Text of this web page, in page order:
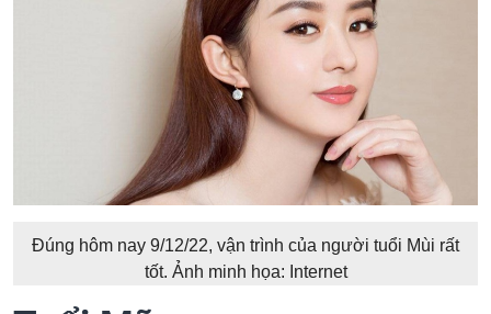
Đúng hôm nay 9/12/22, vận trình của người tuổi Mùi rất
tốt. Ảnh minh họa: Internet